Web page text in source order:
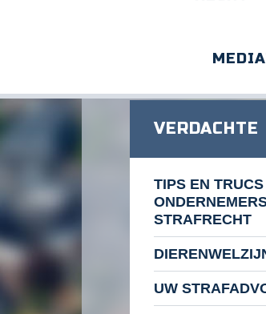
VERDACHTE
TIPS EN TRUCS
STRAFRECHT
UW